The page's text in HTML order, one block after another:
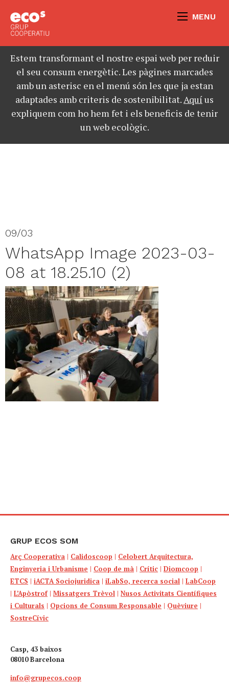
MENU
Estem transformant el nostre espai web per reduir
el seu consum energètic. Les pàgines marcades
amb un asterisc en el menú són les que ja estan
adaptades amb criteris de sostenibilitat.Aquíus
expliquem com ho hem fet i els beneficis de tenir
un web ecològic.
09/03
WhatsApp Image 2023-03-
08 at 18.25.10 (2)
GRUP ECOS SOM
Arç Cooperativa | Calidoscoop | Celobert Arquitectura,
Enginyeria i Urbanisme | Coop de mà | Crític | Diomcoop |
ETCS | iACTA Sociojuridica | iLabSo, recerca social | LabCoop
| L’Apòstrof| Missatgers Trèvol | Nusos Activitats Científiques
i Culturals | Opcions de Consum Responsable | Quèviure |
SostreCívic
Casp, 43 baixos
08010 Barcelona
info@grupecos.coop